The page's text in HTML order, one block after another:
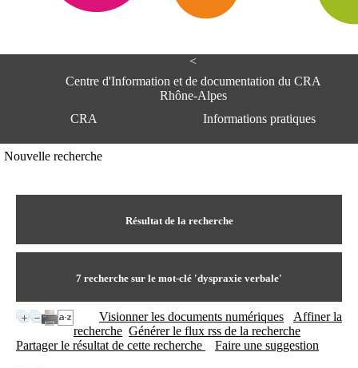
<
Centre d'Information et de documentation du CRA
Rhône-Alpes
CRA
Informations pratiques
Centre Hospitalier le Vinatier
Horaires
9h00-12h00 13h30-16h00
+33(0)4 37 91 54 65
Fax:+33(0)4 37 91 54 37
Mail
Nouvelle recherche
Résultat de la recherche
7 recherche sur le mot-clé 'dyspraxie verbale'
Visionner les documents numériques
Affiner la
recherche Générer le flux rss de la recherche
Partager le résultat de cette recherche
Faire une suggestion
e
n
o
m
t
n
t